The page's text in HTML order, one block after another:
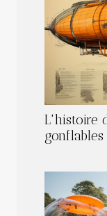
L'histoire